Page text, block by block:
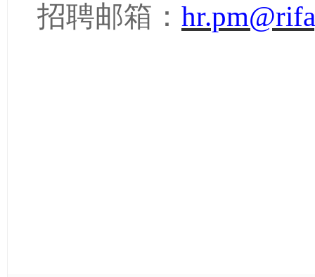
招聘邮箱：